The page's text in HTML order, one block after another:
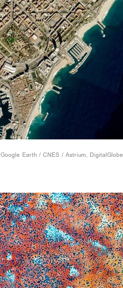
Google Earth / CNES / Astrium, DigitalGlobe